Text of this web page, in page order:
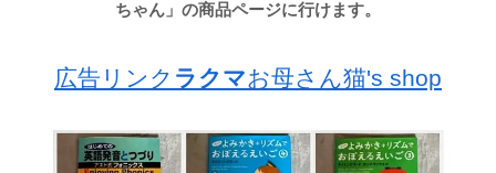
ちゃん」の商品ページに行けます。
広告リンク ラクマお母さん猫's shop